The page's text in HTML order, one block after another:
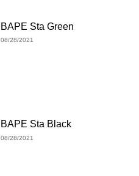
BAPE Sta Green
08/28/2021
BAPE Sta Black
08/28/2021